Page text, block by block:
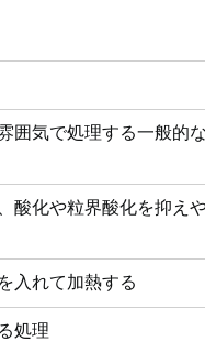
囲気で処理する一般的な
酸化や粒界酸化を抑え
入れて加熱する
処理